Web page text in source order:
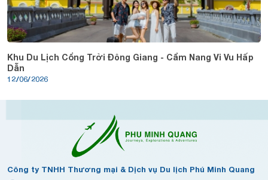
Khu Du Lịch Cổng Trời Đông Giang - Cẩm Nang Vi Vu Hấp
Dẫn
12/06/2026
Công ty TNHH Thương mại & Dịch vụ Du lịch Phú Minh Quang